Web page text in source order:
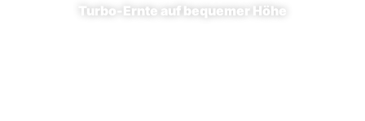
Tur­bo-Ern­te auf beque­mer Höhe